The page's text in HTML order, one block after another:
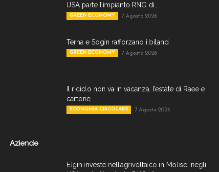
USA parte l’impianto RNG di...
GREEN ECONOMY 7 Agosto 2026
Terna e Sogin rafforzano i bilanci
GREEN ECONOMY 7 Agosto 2026
Il riciclo non va in vacanza, l’estate di Raee e
cartone
ECONOMIA CIRCOLARE 7 Agosto 2026
Aziende
Elgin investe nell’agrivoltaico in Molise, negli